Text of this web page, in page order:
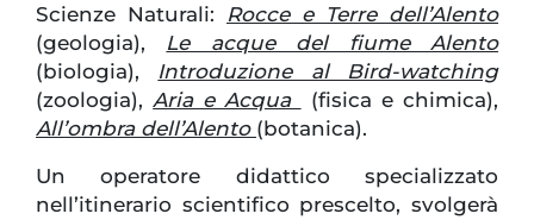
Scienze Naturali: Rocce e Terre dell’Alento
(geologia), Le acque del fiume Alento
(biologia), Introduzione al Bird-watching
(zoologia),Aria e Acqua
(fisica e chimica),
All’ombra dell’Alento (botanica).
Un operatore didattico specializzato
nell’itinerario scientifico prescelto, svolgerà